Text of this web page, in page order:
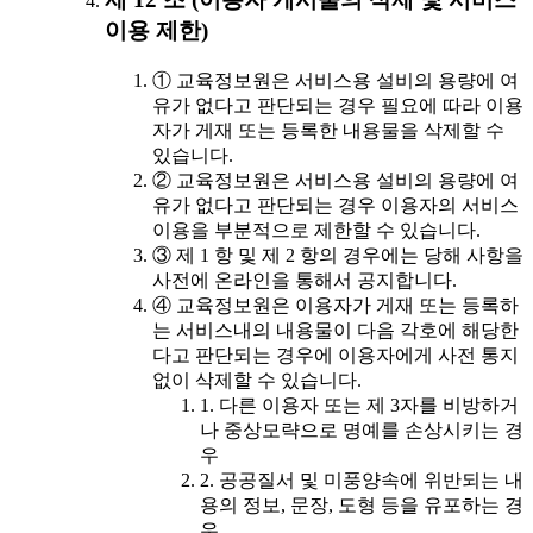
이용 제한)
① 교육정보원은 서비스용 설비의 용량에 여
유가 없다고 판단되는 경우 필요에 따라 이용
자가 게재 또는 등록한 내용물을 삭제할 수
있습니다.
② 교육정보원은 서비스용 설비의 용량에 여
유가 없다고 판단되는 경우 이용자의 서비스
이용을 부분적으로 제한할 수 있습니다.
③ 제 1 항 및 제 2 항의 경우에는 당해 사항을
사전에 온라인을 통해서 공지합니다.
④ 교육정보원은 이용자가 게재 또는 등록하
는 서비스내의 내용물이 다음 각호에 해당한
다고 판단되는 경우에 이용자에게 사전 통지
없이 삭제할 수 있습니다.
1. 다른 이용자 또는 제 3자를 비방하거
나 중상모략으로 명예를 손상시키는 경
우
2. 공공질서 및 미풍양속에 위반되는 내
용의 정보, 문장, 도형 등을 유포하는 경